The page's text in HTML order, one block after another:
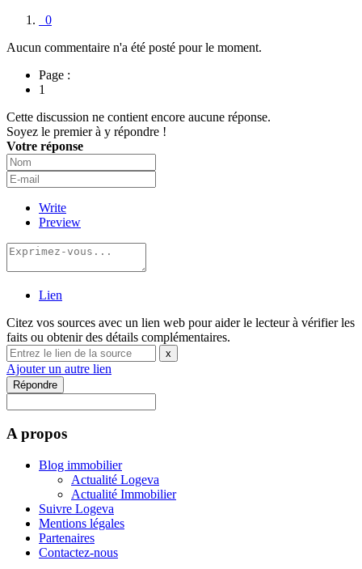
0
Aucun commentaire n'a été posté pour le moment.
Page :
1
Cette discussion ne contient encore aucune réponse.
Soyez le premier à y répondre !
Votre réponse
Write
Preview
Lien
Citez vos sources avec un lien web pour aider le lecteur à vérifier les
faits ou obtenir des détails complémentaires.
x
Ajouter un autre lien
Répondre
A propos
Blog immobilier
Actualité Logeva
Actualité Immobilier
Suivre Logeva
Mentions légales
Partenaires
Contactez-nous